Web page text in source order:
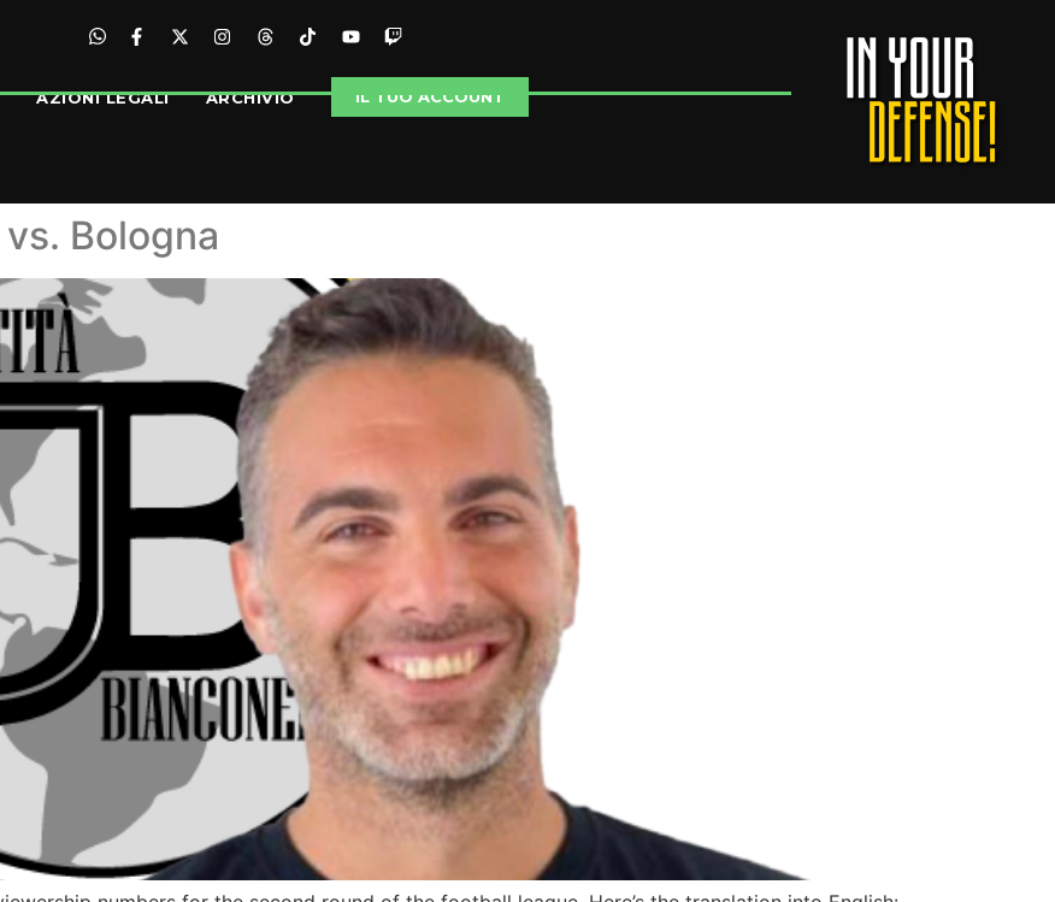
AZIONI LEGALI ARCHIVIO IL TUO ACCOUNT
Bologna